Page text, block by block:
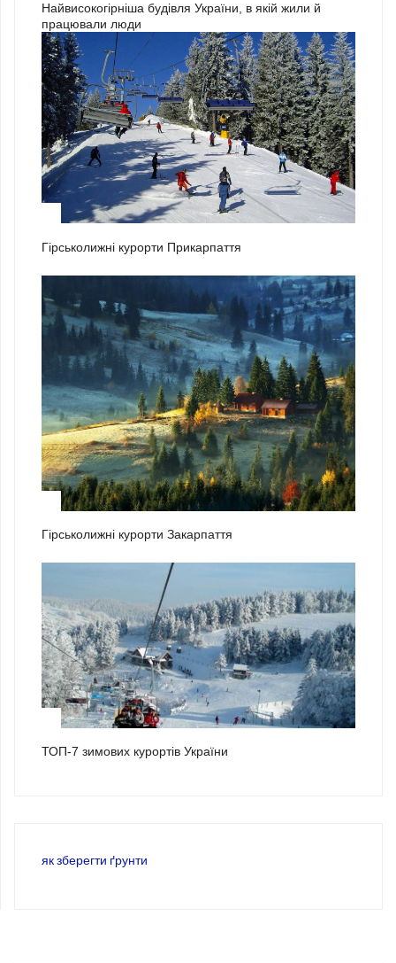
Найвисокогірніша будівля України, в якій жили й
працювали люди
Гірськолижні курорти Прикарпаття
Гірськолижні курорти Закарпаття
ТОП-7 зимових курортів України
як зберегти ґрунти